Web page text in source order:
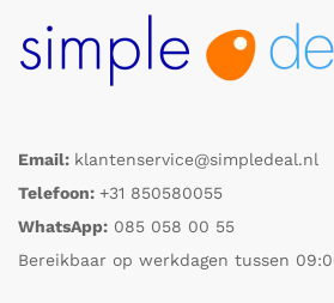
Email: klantenservice@simpledeal.nl
Telefoon: +31 850580055
WhatsApp: 085 058 00 55
Bereikbaar op werkdagen tussen